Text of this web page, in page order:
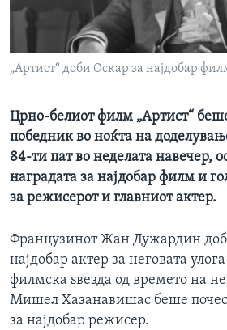
Јазици
„Артист“ доби Оскар за најдобар
Црно-белиот филм „Артист“
победник во ноќта на
84-ти пат во неделата навечер,
наградата за најдобар филм и
за режисерот и главниот актер.
Французинот Жан Дужардин
најдобар актер за неговата
филмска ѕвезда од времето на
Мишел Хазанавишас беше
за најдобар режисер.